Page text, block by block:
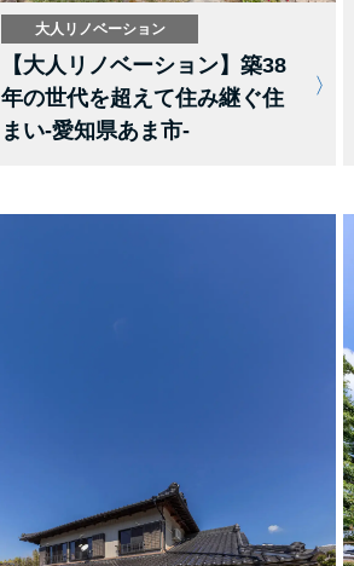
大人リノベーション
【大人リノベーション】築38
年の世代を超えて住み継ぐ住
まい-愛知県あま市-